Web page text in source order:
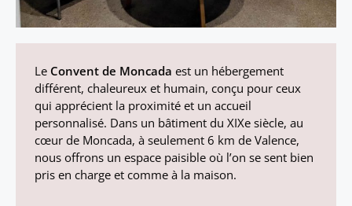
Le Convent de Moncada est un hébergement
différent, chaleureux et humain, conçu pour ceux
qui apprécient la proximité et un accueil
personnalisé. Dans un bâtiment du XIXe siècle, au
cœur de Moncada, à seulement 6 km de Valence,
nous offrons un espace paisible où l’on se sent bien
pris en charge et comme à la maison.